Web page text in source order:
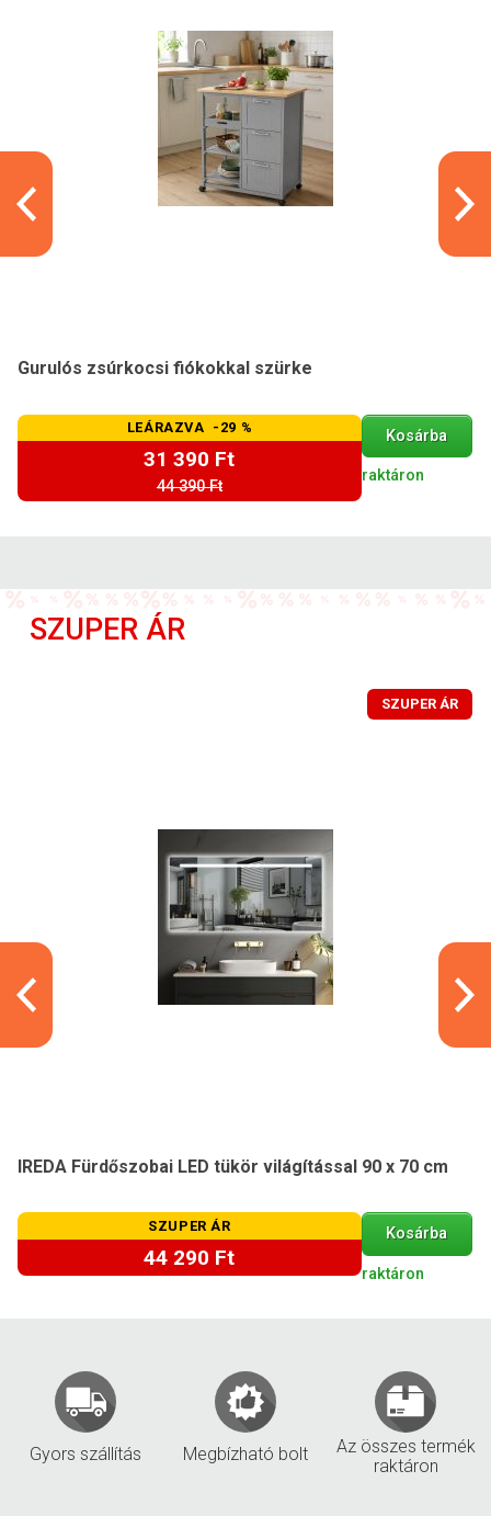
Gurulós zsúrkocsi fiókokkal szürke
LEÁRAZVA -29 %
31 390 Ft
44 390 Ft
Kosárba
raktáron
SZUPER ÁR
SZUPER ÁR
IREDA Fürdőszobai LED tükör világítással 90 x 70 cm
SZUPER ÁR
44 290 Ft
Kosárba
raktáron
Gyors szállítás Megbízható bolt
Az összes termék
raktáron